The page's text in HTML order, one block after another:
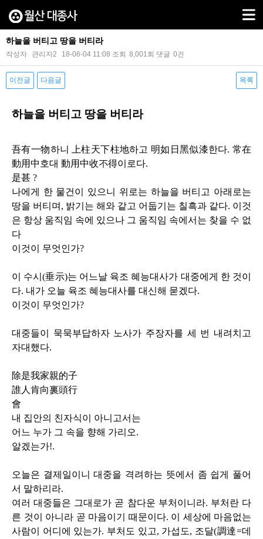
하늘을 버티고 땅을 버티라
작성자 관리자2 18-06-04 11:08 조회 8,001회 댓글 0건
이전글 다음글 목록
하늘을 버티고 땅을 버티라
吾有一物하니 上柱天下柱地하고 明如日黑似漆한다. 常在
動用中호대 動用中收不得이로다.
是甚 ?
나에게 한 물건이 있으니 위로는 하늘을 버티고 아래로는
땅을 버티며 , 밝기는 해와 같고 어둡기는 칠흑과 같다. 이것
은 항상 움직임 속에 있으나 그 움직임 속에서는 찾을 수 없
다
이것이 무엇인가?
이 수시(垂示)는 어느날 육조 혜능대사가 대중에게 한 것이
다. 내가 오늘 육조 혜능대사를 대신해 묻겠다.
이것이 무엇인가?
대중들이 묵묵부답하자 노사가 주장자를 세 번 내려치고
자대했다.
除是我家親的子
誰人肯向裏頭行
會
내 집안의 친자식이 아니고서는
어느 누가 그 속을 향해 가리오.
알겠는가!.
오늘은 결제일이니 대중을 격려하는 뜻에서 좀 쉽게 풀어
서 말하리라.
여러 대중들은 그대로가 곧 참다운 부처이니라. 부처란 다
른 것이 아니라 곧 마음이기 때문이다. 이 세상에 마음없는
사람이 어디에 있는가. 부처도 있고, 가섭도, 조달(調達=데